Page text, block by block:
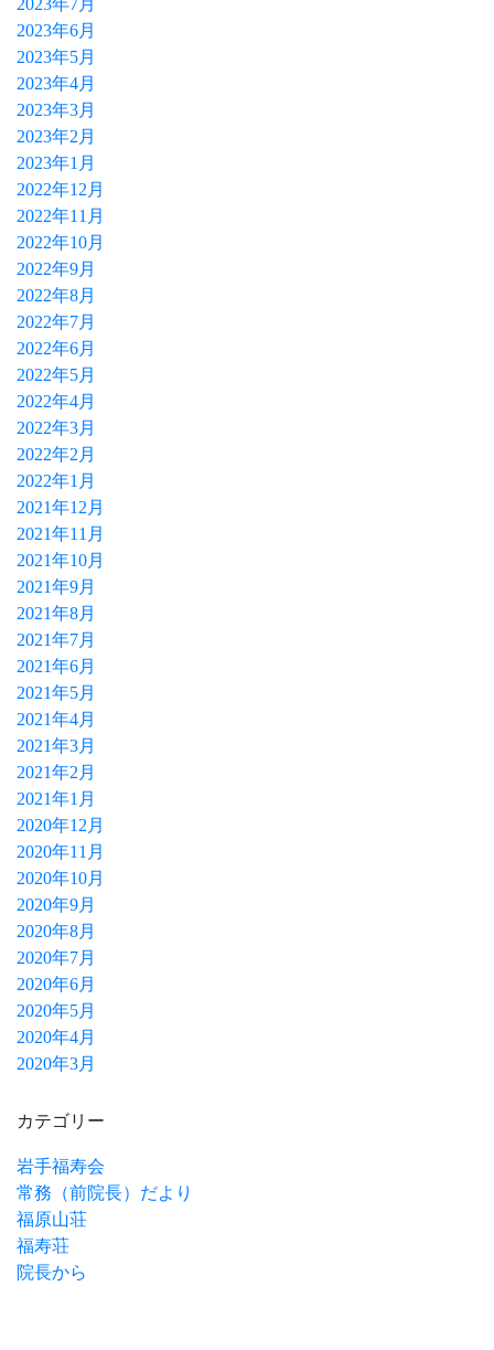
2023年7月
2023年6月
2023年5月
2023年4月
2023年3月
2023年2月
2023年1月
2022年12月
2022年11月
2022年10月
2022年9月
2022年8月
2022年7月
2022年6月
2022年5月
2022年4月
2022年3月
2022年2月
2022年1月
2021年12月
2021年11月
2021年10月
2021年9月
2021年8月
2021年7月
2021年6月
2021年5月
2021年4月
2021年3月
2021年2月
2021年1月
2020年12月
2020年11月
2020年10月
2020年9月
2020年8月
2020年7月
2020年6月
2020年5月
2020年4月
2020年3月
カテゴリー
岩手福寿会
常務（前院長）だより
福原山荘
福寿荘
院長から